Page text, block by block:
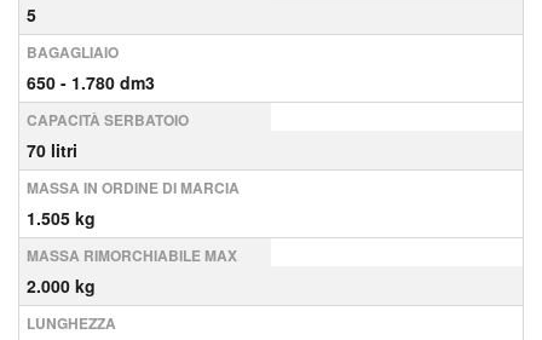
5
BAGAGLIAIO
650 - 1.780 dm3
CAPACITÀ SERBATOIO
70 litri
MASSA IN ORDINE DI MARCIA
1.505 kg
MASSA RIMORCHIABILE MAX
2.000 kg
LUNGHEZZA